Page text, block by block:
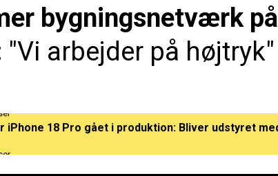
bygningsnetværk på
"Vi arbejder på højtryk"